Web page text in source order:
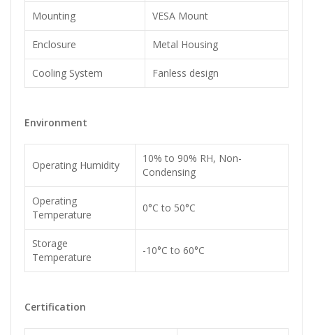
Mounting VESA Mount
Enclosure Metal Housing
Cooling System Fanless design
Environment
Operating Humidity
10% to 90% RH, Non-
Condensing
Operating
Temperature
0°C to 50°C
Storage
Temperature
-10°C to 60°C
Certification